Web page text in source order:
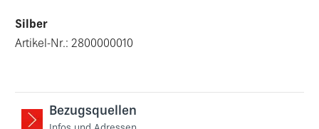
Silber
Artikel-Nr.: 2800000010
Bezugsquellen